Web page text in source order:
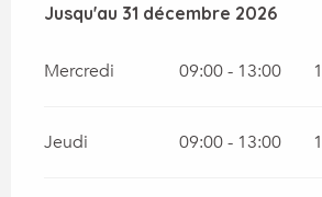
Du12 janvier 2026au31
Jusqu'au 31 décembre 2026
Mercredi 09:00 - 13:00
Jeudi 09:00 - 13:00